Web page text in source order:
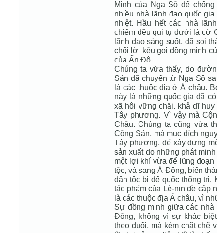
Minh của Nga Sô để
nhiều nhà lãnh đạo quốc
nhiệt. Hầu hết các nhà
chiếm đều qui tụ dưới lá cờ
lãnh đạo sáng suốt, đã soi
chối lời kêu gọi đồng minh
của Ấn Độ.
Chúng ta vừa thấy, do
Sản đã chuyển từ Nga Sô
là các thuộc địa ở Á châu.
này là những quốc gia đã
xã hội vững chãi, khả dĩ
Tây phương. Vì vậy mà
Châu. Chúng ta cũng vừa
Cộng Sản, mà mục đích
Tây phương, để xây dựng
sản xuất do những phát
một lợi khí vừa để lũng
tộc, và sang Á Đông, biến
dân tộc bị đế quốc thống trị.
tác phẩm của Lê-nin đề cập
là các thuộc địa Á châu, vì
Sự đồng minh giữa các
Đông, không vì sự khác
theo đuổi, mà kém chặt chẽ